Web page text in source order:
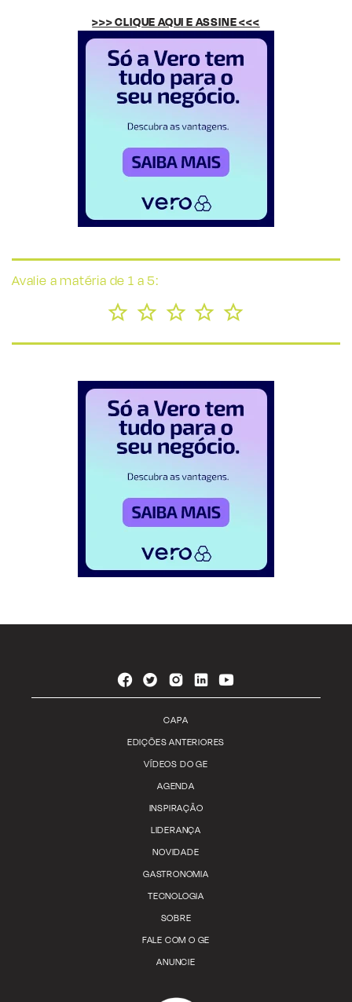
>>> CLIQUE AQUI E ASSINE <<<
Avalie a matéria de 1 a 5:
CAPA
EDIÇÕES ANTERIORES
VÍDEOS DO GE
AGENDA
INSPIRAÇÃO
LIDERANÇA
NOVIDADE
GASTRONOMIA
TECNOLOGIA
SOBRE
FALE COM O GE
ANUNCIE